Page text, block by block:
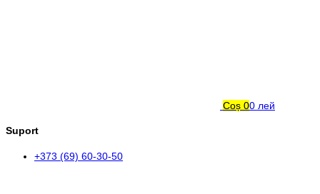
Coș 00 лей
Suport
+373 (69) 60-30-50